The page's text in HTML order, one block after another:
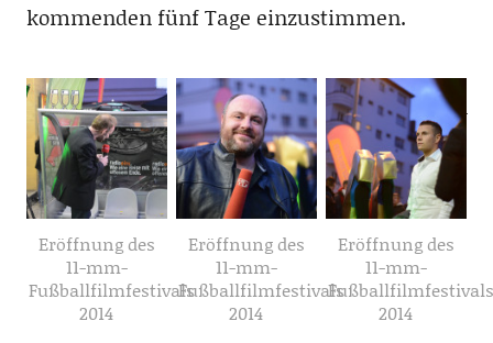
kommenden fünf Tage einzustimmen.
Eröffnung des
11-mm-
Fußballfilmfestivals
2014
Eröffnung des
11-mm-
Fußballfilmfestivals
2014
Eröffnung des
11-mm-
2014